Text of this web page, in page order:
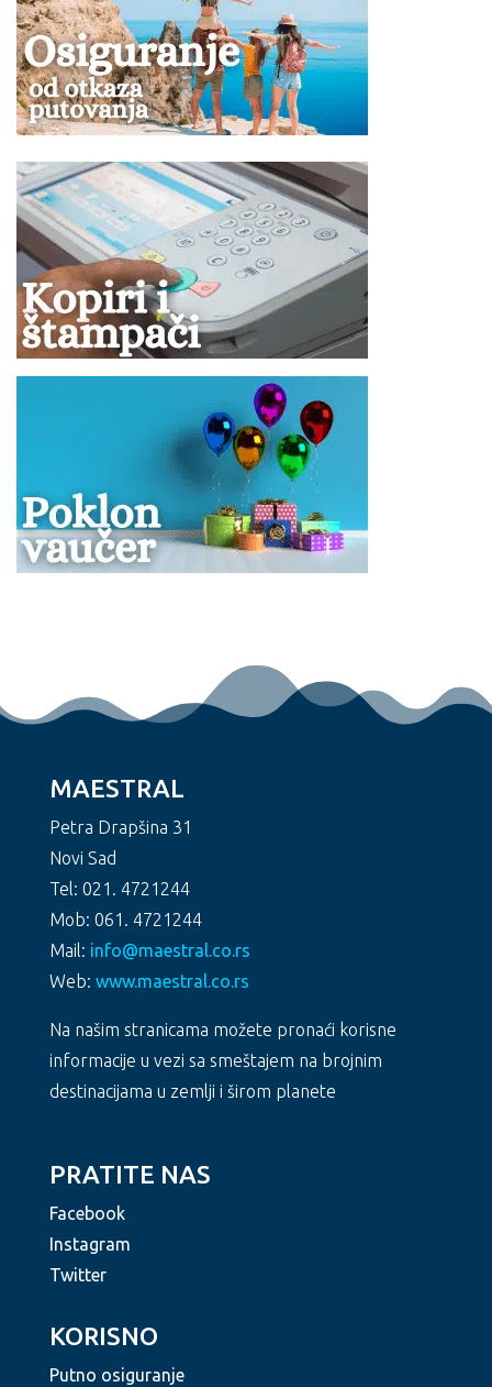
MAESTRAL
Petra Drapšina 31
Novi Sad
Tel: 021. 4721244
Mob: 061. 4721244
Mail: info@maestral.co.rs
Web: www.maestral.co.rs
Na našim stranicama možete pronaći korisne
informacije u vezi sa smeštajem na brojnim
destinacijama u zemlji i širom planete
PRATITE NAS
Facebook
Instagram
Twitter
KORISNO
Putno osiguranje